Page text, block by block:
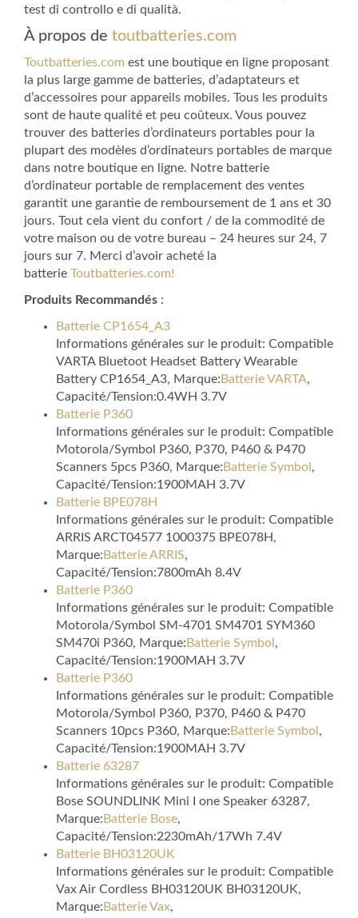
test di controllo e di qualità.
À propos de toutbatteries.com
Toutbatteries.com est une boutique en ligne proposant
la plus large gamme de batteries, d’adaptateurs et
d’accessoires pour appareils mobiles. Tous les produits
sont de haute qualité et peu coûteux. Vous pouvez
trouver des batteries d’ordinateurs portables pour la
plupart des modèles d’ordinateurs portables de marque
dans notre boutique en ligne. Notre batterie
d’ordinateur portable de remplacement des ventes
garantit une garantie de remboursement de 1 ans et 30
jours. Tout cela vient du confort / de la commodité de
votre maison ou de votre bureau – 24 heures sur 24, 7
jours sur 7. Merci d’avoir acheté la
batterie Toutbatteries.com!
Produits Recommandés :
Batterie CP1654_A3
Informations générales sur le produit: Compatible
VARTA Bluetoot Headset Battery Wearable
Battery CP1654_A3, Marque: Batterie VARTA,
Capacité/Tension:0.4WH 3.7V
Batterie P360
Informations générales sur le produit: Compatible
Motorola/Symbol P360, P370, P460 & P470
Scanners 5pcs P360, Marque: Batterie Symbol ,
Capacité/Tension:1900MAH 3.7V
Batterie BPE078H
Informations générales sur le produit: Compatible
ARRIS ARCT04577 1000375 BPE078H,
Marque: Batterie ARRIS,
Capacité/Tension:7800mAh 8.4V
Batterie P360
Informations générales sur le produit: Compatible
Motorola/Symbol SM-4701 SM4701 SYM360
SM470i P360, Marque: Batterie Symbol ,
Capacité/Tension:1900MAH 3.7V
Batterie P360
Informations générales sur le produit: Compatible
Motorola/Symbol P360, P370, P460 & P470
Scanners 10pcs P360, Marque: Batterie Symbol ,
Capacité/Tension:1900MAH 3.7V
Batterie 63287
Informations générales sur le produit: Compatible
Bose SOUNDLINK Mini I one Speaker 63287,
Marque: Batterie Bose,
Capacité/Tension:2230mAh/17Wh 7.4V
Batterie BH03120UK
Informations générales sur le produit: Compatible
Vax Air Cordless BH03120UK BH03120UK,
Marque: Batterie Vax,